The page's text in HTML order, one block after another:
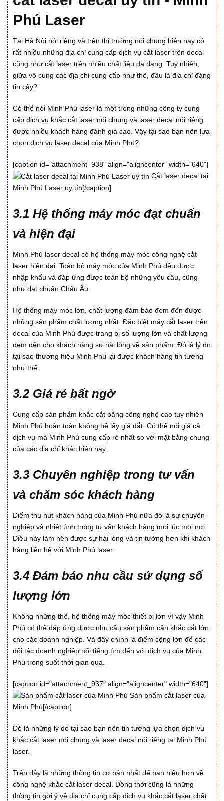
Phú Laser
Tại Hà Nội nói riêng và trên thị trường nói chung hiện nay có
rất nhiều những địa chỉ cung cấp dịch vụ cắt laser trên decal
cũng như cắt laser trên nhiều chất liệu đa dạng. Tuy nhiên,
giữa vô cùng các địa chỉ cung cấp như thế, đâu là địa chỉ đáng
tin cậy?
Có thể nói Minh Phú laser là một trong những công ty cung
cấp dịch vụ khắc cắt laser nói chung và laser decal nói riêng
được nhiều khách hàng đánh giá cao. Vậy tại sao bạn nên lựa
chọn dịch vụ laser decal của Minh Phú?
[caption id="attachment_938" align="aligncenter" width="640"]
Cắt laser decal tại
Minh Phú Laser uy tín[/caption]
3.1 Hệ thống máy móc đạt chuẩn
và hiện đại
Minh Phú laser decal có hệ thống máy móc công nghệ cắt
laser hiện đại. Toàn bộ máy móc của Minh Phú đều được
nhập khẩu và đáp ứng được toàn bộ những yêu cầu, cũng
như đạt chuẩn Châu Âu.
Hệ thống máy móc lớn, chất lượng đảm bảo đem đến được
những sản phẩm chất lượng nhất. Đặc biệt máy cắt laser trên
decal của Minh Phú được trang bị số lượng lớn và chất lượng
đem đến cho khách hàng sự hài lòng về sản phẩm. Đó là lý do
tại sao thương hiệu Minh Phú lại được khách hàng tin tưởng
như thế.
3.2 Giá rẻ bất ngờ
Cung cấp sản phẩm khắc cắt bằng công nghệ cao tuy nhiên
Minh Phú hoàn toàn không hề lấy giá đắt. Có thể nói giá cả
dịch vụ mà Minh Phú cung cấp rẻ nhất so với mặt bằng chung
của các địa chỉ khác hiện nay.
3.3 Chuyên nghiệp trong tư vấn
và chăm sóc khách hàng
Điểm thu hút khách hàng của Minh Phú nữa đó là sự chuyên
nghiệp và nhiệt tình trong tư vấn khách hàng mọi lúc mọi nơi.
Điều này làm nên được sự hài lòng và tin tưởng hơn khi khách
hàng liên hệ với Minh Phú laser.
3.4 Đảm bảo nhu cầu sử dụng số
lượng lớn
Không những thế, hệ thống máy móc thiết bị lớn vì vậy Minh
Phú có thể đáp ứng được nhu cầu sản phẩm cần khắc cắt lớn
cho các doanh nghiệp. Và đây chính là điểm cộng lớn để các
đối tác doanh nghiệp nổi tiếng tìm đến với dịch vụ của Minh
Phú trong suốt thời gian qua.
[caption id="attachment_937" align="aligncenter" width="640"]
Sản phẩm cắt laser của
Minh Phú[/caption]
Đó là những lý do tại sao bạn nên tin tưởng lựa chọn dịch vụ
khắc cắt laser nói chung và laser decal nói riêng tại Minh Phú
laser.
Trên đây là những thông tin cơ bản nhất để bạn hiểu hơn về
công nghệ khắc cắt laser decal. Đồng thời cũng là những
thông tin gợi ý về địa chỉ cung cấp dịch vụ khắc cắt laser chất